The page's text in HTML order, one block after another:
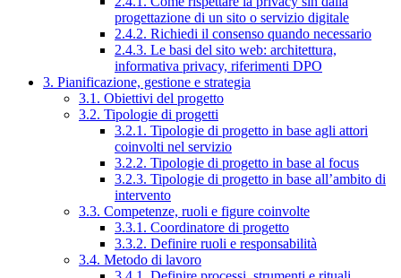
progettazione di un sito o servizio digitale
2.4.2. Richiedi il consenso quando necessario
2.4.3. Le basi del sito web: architettura,
informativa privacy, riferimenti DPO
3. Pianificazione, gestione e strategia
3.1. Obiettivi del progetto
3.2. Tipologie di progetti
3.2.1. Tipologie di progetto in base agli attori
coinvolti nel servizio
3.2.2. Tipologie di progetto in base al focus
3.2.3. Tipologie di progetto in base all’ambito di
intervento
3.3. Competenze, ruoli e figure coinvolte
3.3.1. Coordinatore di progetto
3.3.2. Definire ruoli e responsabilità
3.4. Metodo di lavoro